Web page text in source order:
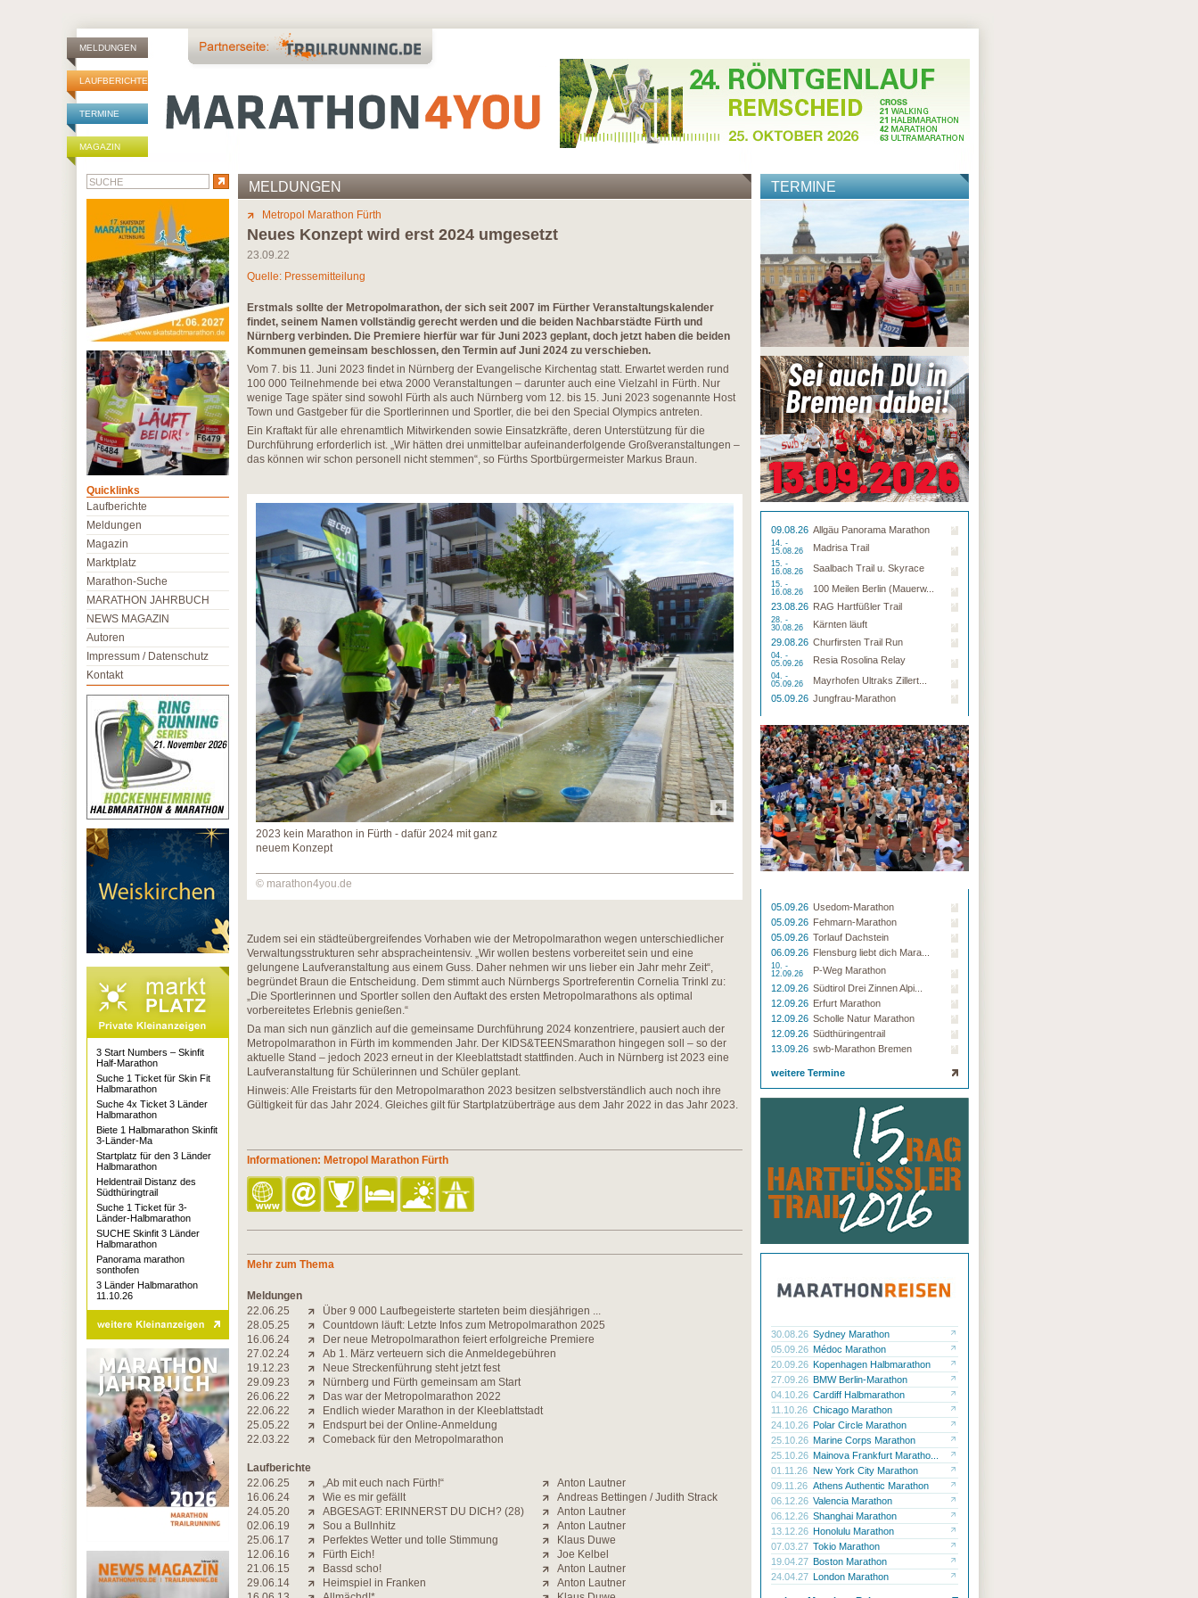
MELDUNGEN
LAUFBERICHTE
TERMINE
MAGAZIN
MELDUNGEN
Metropol Marathon Fürth
Neues Konzept wird erst 2024 umgesetzt
23.09.22
Quelle: Pressemitteilung
Erstmals sollte der Metropolmarathon, der sich seit 2007 im Fürther Veranstaltungskalender
findet, seinem Namen vollständig gerecht werden und die beiden Nachbarstädte Fürth und
Nürnberg verbinden. Die Premiere hierfür war für Juni 2023 geplant, doch jetzt haben die beiden
Kommunen gemeinsam beschlossen, den Termin auf Juni 2024 zu verschieben.
Vom 7. bis 11. Juni 2023 findet in Nürnberg der Evangelische Kirchentag statt. Erwartet werden rund
100 000 Teilnehmende bei etwa 2000 Veranstaltungen – darunter auch eine Vielzahl in Fürth. Nur
wenige Tage später sind sowohl Fürth als auch Nürnberg vom 12. bis 15. Juni 2023 sogenannte Host
Town und Gastgeber für die Sportlerinnen und Sportler, die bei den Special Olympics antreten.
Ein Kraftakt für alle ehrenamtlich Mitwirkenden sowie Einsatzkräfte, deren Unterstützung für die
Durchführung erforderlich ist. „Wir hätten drei unmittelbar aufeinanderfolgende Großveranstaltungen –
das können wir schon personell nicht stemmen“, so Fürths Sportbürgermeister Markus Braun.
2023 kein Marathon in Fürth - dafür 2024 mit ganz
neuem Konzept
© marathon4you.de
Zudem sei ein städteübergreifendes Vorhaben wie der Metropolmarathon wegen unterschiedlicher
Verwaltungsstrukturen sehr abspracheintensiv. „Wir wollen bestens vorbereitet sein und eine
gelungene Laufveranstaltung aus einem Guss. Daher nehmen wir uns lieber ein Jahr mehr Zeit“,
begründet Braun die Entscheidung. Dem stimmt auch Nürnbergs Sportreferentin Cornelia Trinkl zu:
„Die Sportlerinnen und Sportler sollen den Auftakt des ersten Metropolmarathons als optimal
vorbereitetes Erlebnis genießen.“
Da man sich nun gänzlich auf die gemeinsame Durchführung 2024 konzentriere, pausiert auch der
Metropolmarathon in Fürth im kommenden Jahr. Der KIDS&TEENSmarathon hingegen soll – so der
aktuelle Stand – jedoch 2023 erneut in der Kleeblattstadt stattfinden. Auch in Nürnberg ist 2023 eine
Laufveranstaltung für Schülerinnen und Schüler geplant.
Hinweis: Alle Freistarts für den Metropolmarathon 2023 besitzen selbstverständlich auch noch ihre
Gültigkeit für das Jahr 2024. Gleiches gilt für Startplatzüberträge aus dem Jahr 2022 in das Jahr 2023.
Informationen: Metropol Marathon Fürth
Mehr zum Thema
Meldungen
22.06.25
Über 9 000 Laufbegeisterte starteten beim diesjährigen ...
28.05.25
Countdown läuft: Letzte Infos zum Metropolmarathon 2025
16.06.24
Der neue Metropolmarathon feiert erfolgreiche Premiere
27.02.24
Ab 1. März verteuern sich die Anmeldegebühren
19.12.23
Neue Streckenführung steht jetzt fest
29.09.23
Nürnberg und Fürth gemeinsam am Start
26.06.22
Das war der Metropolmarathon 2022
22.06.22
Endlich wieder Marathon in der Kleeblattstadt
25.05.22
Endspurt bei der Online-Anmeldung
22.03.22
Comeback für den Metropolmarathon
Laufberichte
22.06.25
„Ab mit euch nach Fürth!“
Anton Lautner
16.06.24
Wie es mir gefällt
Andreas Bettingen / Judith Strack
24.05.20
ABGESAGT: ERINNERST DU DICH? (28)
Anton Lautner
02.06.19
Sou a Bullnhitz
Anton Lautner
25.06.17
Perfektes Wetter und tolle Stimmung
Klaus Duwe
12.06.16
Fürth Eich!
Joe Kelbel
21.06.15
Bassd scho!
Anton Lautner
29.06.14
Heimspiel in Franken
Anton Lautner
TERMINE
09.08.26 Allgäu Panorama Marathon
14. -
15.08.26
Madrisa Trail
15. -
16.08.26
Saalbach Trail u. Skyrace
15. -
16.08.26
100 Meilen Berlin (Mauerw...
23.08.26 RAG Hartfüßler Trail
28. -
30.08.26
Kärnten läuft
29.08.26 Churfirsten Trail Run
04. -
05.09.26
Resia Rosolina Relay
04. -
05.09.26
Mayrhofen Ultraks Zillert...
05.09.26 Jungfrau-Marathon
05.09.26 Usedom-Marathon
05.09.26 Fehmarn-Marathon
05.09.26 Torlauf Dachstein
06.09.26 Flensburg liebt dich Mara...
10. -
12.09.26
P-Weg Marathon
12.09.26 Südtirol Drei Zinnen Alpi...
12.09.26 Erfurt Marathon
12.09.26 Scholle Natur Marathon
12.09.26 Südthüringentrail
13.09.26 swb-Marathon Bremen
weitere Termine
30.08.26 Sydney Marathon
05.09.26 Médoc Marathon
20.09.26 Kopenhagen Halbmarathon
27.09.26 BMW Berlin-Marathon
04.10.26 Cardiff Halbmarathon
11.10.26 Chicago Marathon
24.10.26 Polar Circle Marathon
25.10.26 Marine Corps Marathon
25.10.26 Mainova Frankfurt Maratho...
01.11.26 New York City Marathon
09.11.26 Athens Authentic Marathon
06.12.26 Valencia Marathon
06.12.26 Shanghai Marathon
13.12.26 Honolulu Marathon
07.03.27 Tokio Marathon
19.04.27 Boston Marathon
24.04.27 London Marathon
Quicklinks
Laufberichte
Meldungen
Magazin
Marktplatz
Marathon-Suche
MARATHON JAHRBUCH
NEWS MAGAZIN
Autoren
Impressum / Datenschutz
Kontakt
3 Start Numbers – Skinfit
Half-Marathon
Suche 1 Ticket für Skin Fit
Halbmarathon
Suche 4x Ticket 3 Länder
Halbmarathon
Biete 1 Halbmarathon Skinfit
3-Länder-Ma
Startplatz für den 3 Länder
Halbmarathon
Heldentrail Distanz des
Südthüringtrail
Suche 1 Ticket für 3-
Länder-Halbmarathon
SUCHE Skinfit 3 Länder
Halbmarathon
Panorama marathon
sonthofen
3 Länder Halbmarathon
11.10.26